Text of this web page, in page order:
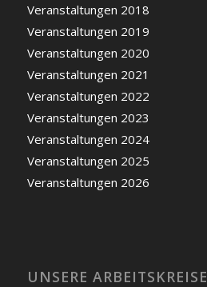
Veranstaltungen 2018
Veranstaltungen 2019
Veranstaltungen 2020
Veranstaltungen 2021
Veranstaltungen 2022
Veranstaltungen 2023
Veranstaltungen 2024
Veranstaltungen 2025
Veranstaltungen 2026
UNSERE ARBEITSKREISE